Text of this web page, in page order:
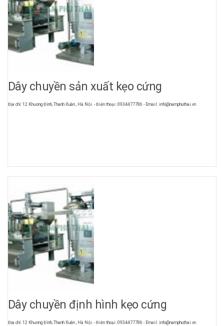
Dây chuyền sản xuất kẹo cứng
Địa chỉ: 12 Khương Đình, Thanh Xuân , Hà Nội. - Điện thoại: 0934477786 - Email: info@namphuthai.vn
Dây chuyền định hình kẹo cứng
Địa chỉ: 12 Khương Đình, Thanh Xuân , Hà Nội. - Điện thoại: 0934477786 - Email: info@namphuthai.vn